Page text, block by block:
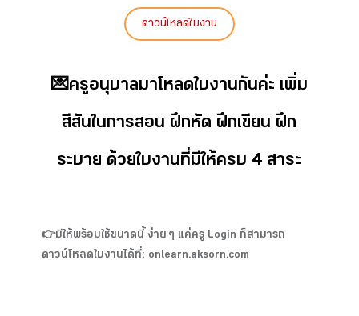
ดาวน์โหลดใบงาน
💌ครูอนุบาลมาโหลดใบงานกันค่ะ เพิ่ม
สีสันในการสอน ฝึกหัด ฝึกเขียน ฝึก
ระบาย ด้วยใบงานที่มีให้ครบ 4 สาระ
👉มีให้พร้อมใช้ขนาดนี้ ง่าย ๆ แค่ครู Login ก็สามารถ
ดาวน์โหลดใบงานได้ที่: onlearn.aksorn.com